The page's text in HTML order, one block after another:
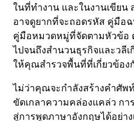
ในที่ทำงาน และในงานเขียน
อาจดูยากที่จะถอดรหัส คู่มื
คู่มือหมวดหมู่ที่จัดตามหัวข้อ
ไปจนถึงสำนวนธุรกิจและวลีเ
ให้คุณสำรวจพื้นที่ที่เกี่ยวข้อ
ไม่ว่าคุณจะกำลังสร้างคำศัพ
ขัดเกลาความคล่องแคล่ว กา
สู่การพูดภาษาอังกฤษได้อย่า